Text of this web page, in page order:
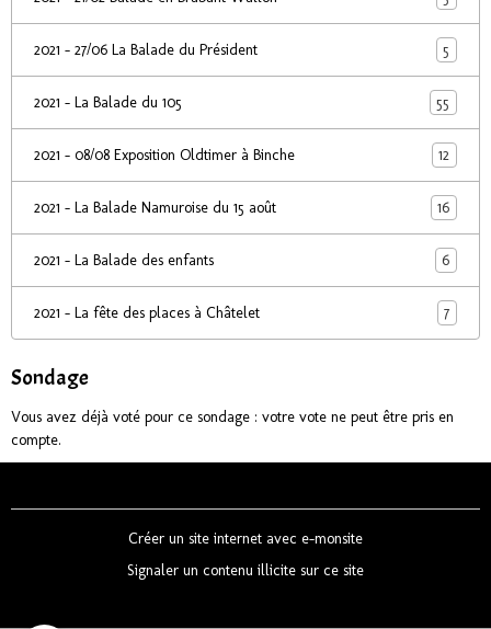
2021 - 27/06 La Balade du Président 5
2021 - La Balade du 105 55
2021 - 08/08 Exposition Oldtimer à Binche 12
2021 - La Balade Namuroise du 15 août 16
2021 - La Balade des enfants 6
2021 - La fête des places à Châtelet 7
Sondage
Vous avez déjà voté pour ce sondage : votre vote ne peut être pris en
compte.
Créer un site internet avec e-monsite
Signaler un contenu illicite sur ce site